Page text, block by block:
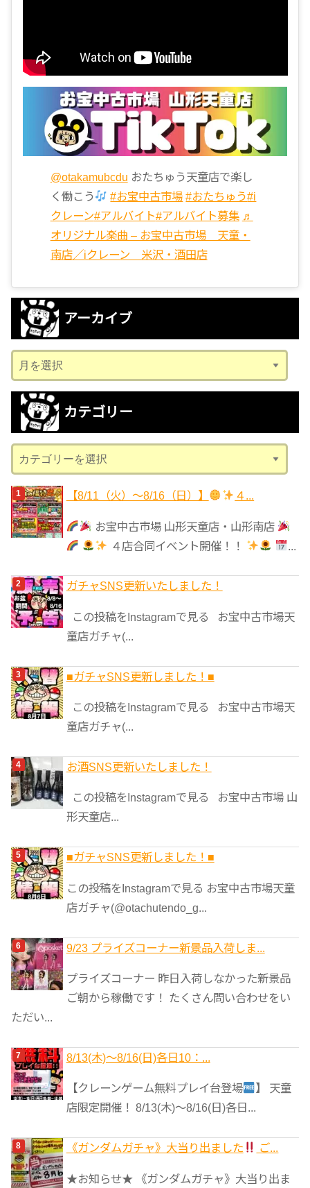
@otakamubcdu おたちゅう天童店で楽し
く働こう
#お宝中古市場 #おたちゅう#i
クレーン#アルバイト#アルバイト募集 ♬
オリジナル楽曲 – お宝中古市場 天童・
南店／iクレーン 米沢・酒田店
アーカイブ
ー
カ
ブ
カテゴリー
テ
ゴ
リ
ー
【8/11（火）～8/16（日）】 ４...
お宝中古市場 山形天童店・山形南店
４店合同イベント開催！！
ガチャSNS更新いたしました！
この投稿をInstagramで見る お宝中古市場天
童店ガチャ(...
■ガチャSNS更新しました！■
この投稿をInstagramで見る お宝中古市場天
童店ガチャ(...
お酒SNS更新いたしました！
この投稿をInstagramで見る お宝中古市場 山
形天童店...
■ガチャSNS更新しました！■
この投稿をInstagramで見る お宝中古市場天童
店ガチャ(@otachutendo_g...
9/23 プライズコーナー新景品入荷しま...
プライズコーナー 昨日入荷しなかった新景品
ご朝から稼働です！ たくさん問い合わせをい
ただい...
8/13(木)～8/16(日)各日10：...
【クレーンゲーム無料プレイ台登場
】 天童
店限定開催！ 8/13(木)～8/16(日)各日...
《ガンダムガチャ》大当り出ました ご...
★お知らせ★ 《ガンダムガチャ》大当り出ま